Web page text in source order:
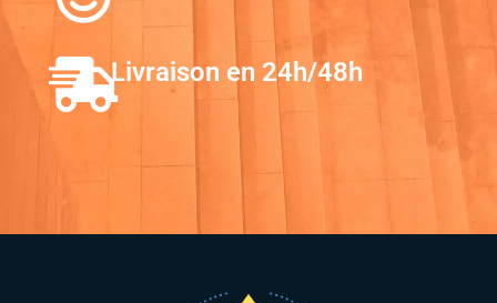
Livraison en 24h/48h